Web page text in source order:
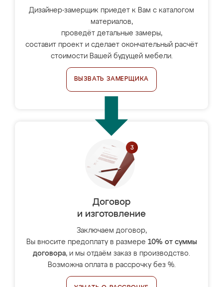
Дизайнер-замерщик приедет к Вам с каталогом
материалов,
проведёт детальные замеры,
составит проект и сделает окончательный расчёт
стоимости Вашей будущей мебели.
ВЫЗВАТЬ ЗАМЕРЩИКА
Договор
и изготовление
Заключаем договор,
Вы вносите предоплату в размере 10% от суммы
договора, и мы отдаём заказ в производство.
Возможна оплата в рассрочку без %.